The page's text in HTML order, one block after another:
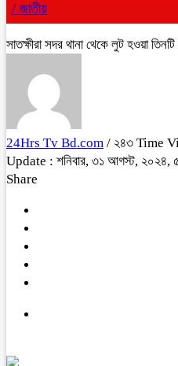
/ জাতীয়
সাতক্ষীরা সদর থানা থেকে লুট হওয়া
24Hrs Tv Bd.com / ২৪৩ Time
Update : শনিবার, ৩১ আগস্ট, ২০২৪,
Share